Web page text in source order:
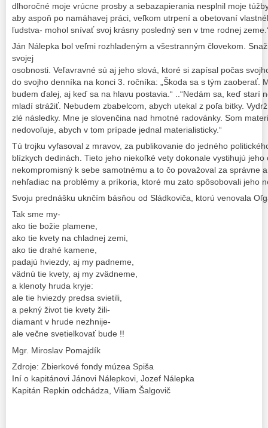
dlhoročné moje vrúcne prosby a sebazapierania nesplnil moje
aby aspoň po namáhavej práci, veľkom utrpení a obetovaní
ľudstva- mohol snívať svoj krásny posledný sen v tme rodnej
Ján Nálepka bol veľmi rozhladeným a všestranným človekom.
svojej
osobnosti. Veľavravné sú aj jeho slová, ktoré si zapísal počas
do svojho denníka na konci 3. ročníka: „Škoda sa s tým zaoberať.
budem ďalej, aj keď sa na hlavu postavia.“ ..“Nedám sa, keď starí
mladí strážiť. Nebudem zbabelcom, abych utekal z poľa bitky.
zlé následky. Mne je slovenčina nad hmotné radovánky. Som
nedovoľuje, abych v tom prípade jednal materialisticky.“
Tú trojku vyfasoval z mravov, za publikovanie do jedného
blízkych dedinách. Tieto jeho niekoľké vety dokonale vystihujú
nekompromisný k sebe samotnému a to čo považoval za správne
nehľadiac na problémy a príkoria, ktoré mu zato spôsobovali jeho
Svoju prednášku uknčím básňou od Sládkoviča, ktorú venovala
Tak sme my-
ako tie božie plamene,
ako tie kvety na chladnej zemi,
ako tie drahé kamene,
padajú hviezdy, aj my padneme,
vädnú tie kvety, aj my zvädneme,
a klenoty hruda kryje:
ale tie hviezdy predsa svietili,
a pekný život tie kvety žili-
diamant v hrude nezhnije-
ale večne svetielkovať bude !!
Mgr. Miroslav Pomajdík
Zdroje: Zbierkové fondy múzea Spiša
Iní o kapitánovi Jánovi Nálepkovi, Jozef Nálepka
Kapitán Repkin odchádza, Viliam Šalgovič